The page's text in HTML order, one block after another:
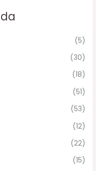
(5)
(30)
(18)
(51)
(53)
(12)
(22)
(15)